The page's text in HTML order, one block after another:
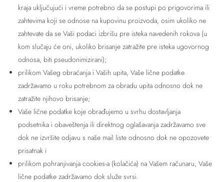
kraja uključujući i vreme potrebno da se postupi po prigovorima ili
zahtevima koji se odnose na kupovinu proizvoda, osim ukoliko ne
zahtevate da se Vaši podaci izbrišu pre isteka navedenih rokova (u
kom slučaju će oni, ukoliko brisanje zatražite pre isteka ugovornog
odnosa, biti pseudonimizirani);
prilikom Vašeg obraćanja i Vaših upita, Vaše lične podatke
zadržavamo u roku potrebnom za obradu upita odnosno dok ne
zatražite njihovo brisanje;
Vaše lične podatke koje obrađujemo u svrhu dostavljanja
podsetnika i obaveštenja ili direktnog oglašavanja zadržavamo sve
dok ne izvršite odjavu s naše mail liste odnosno dok ne opozovete
prisatnak i
prilikom pohranjivanja cookies-a (kolačića) na Vašem računaru, Vaše
lične podatke zadržavamo dok služe svrsi.